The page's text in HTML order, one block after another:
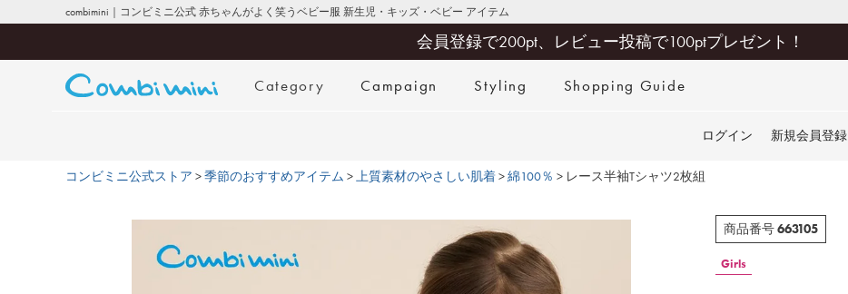
combimini｜コンビミニ公式 赤ちゃんがよく笑うベビー服 新生児・キッズ・ベビー アイテム
会員登録で200pt、レビュー投稿で100ptプレゼント！
Category Campaign Styling Shopping Guide
ログイン 新規会員登録
検索
コンビミニ公式ストア 季節のおすすめアイテム 上質素材のやさしい肌着 綿100％ レース半袖Tシャツ2枚組
商品番号663105
Girls